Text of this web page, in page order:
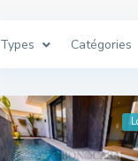
Types Catégories